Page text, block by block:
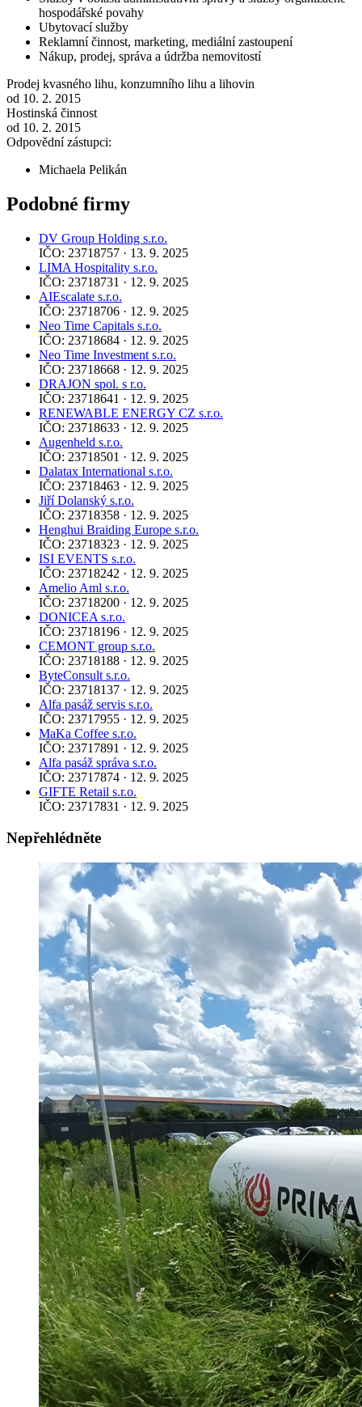
hospodářské povahy
Ubytovací služby
Reklamní činnost, marketing, mediální zastoupení
Nákup, prodej, správa a údržba nemovitostí
Prodej kvasného lihu, konzumního lihu a lihovin
od 10. 2. 2015
Hostinská činnost
od 10. 2. 2015
Odpovědní zástupci:
Michaela Pelikán
Podobné firmy
DV Group Holding s.r.o.
IČO: 23718757 · 13. 9. 2025
LIMA Hospitality s.r.o.
IČO: 23718731 · 12. 9. 2025
AIEscalate s.r.o.
IČO: 23718706 · 12. 9. 2025
Neo Time Capitals s.r.o.
IČO: 23718684 · 12. 9. 2025
Neo Time Investment s.r.o.
IČO: 23718668 · 12. 9. 2025
DRAJON spol. s r.o.
IČO: 23718641 · 12. 9. 2025
RENEWABLE ENERGY CZ s.r.o.
IČO: 23718633 · 12. 9. 2025
Augenheld s.r.o.
IČO: 23718501 · 12. 9. 2025
Dalatax International s.r.o.
IČO: 23718463 · 12. 9. 2025
Jiří Dolanský s.r.o.
IČO: 23718358 · 12. 9. 2025
Henghui Braiding Europe s.r.o.
IČO: 23718323 · 12. 9. 2025
ISI EVENTS s.r.o.
IČO: 23718242 · 12. 9. 2025
Amelio Aml s.r.o.
IČO: 23718200 · 12. 9. 2025
DONICEA s.r.o.
IČO: 23718196 · 12. 9. 2025
CEMONT group s.r.o.
IČO: 23718188 · 12. 9. 2025
ByteConsult s.r.o.
IČO: 23718137 · 12. 9. 2025
Alfa pasáž servis s.r.o.
IČO: 23717955 · 12. 9. 2025
MaKa Coffee s.r.o.
IČO: 23717891 · 12. 9. 2025
Alfa pasáž správa s.r.o.
IČO: 23717874 · 12. 9. 2025
GIFTE Retail s.r.o.
IČO: 23717831 · 12. 9. 2025
Nepřehlédněte